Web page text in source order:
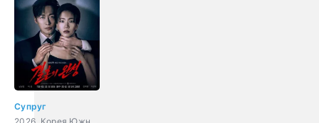
Супруг